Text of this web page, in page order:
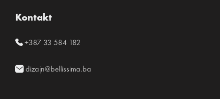
Kontakt
+387 33 584 182
dizajn@bellissima.ba